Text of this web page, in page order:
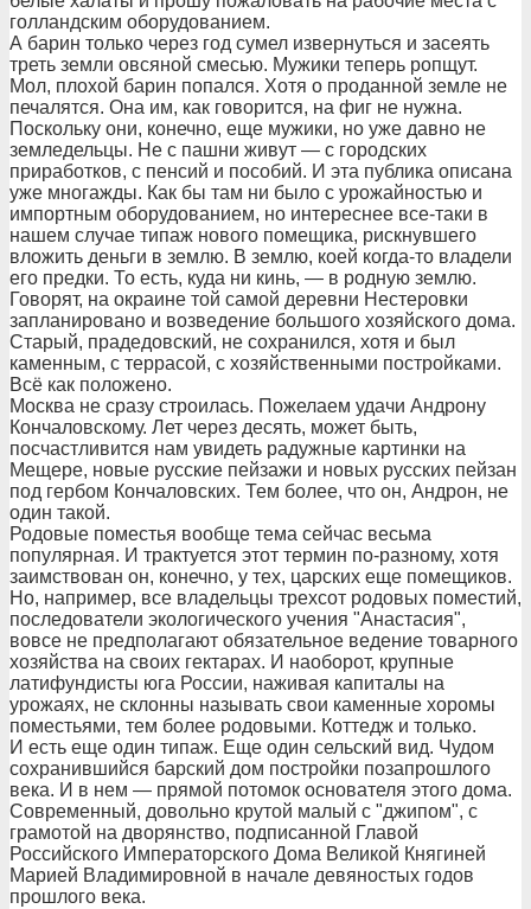
голландским оборудованием.
А барин только через год сумел извернуться и засеять
треть земли овсяной смесью. Мужики теперь ропщут.
Мол, плохой барин попался. Хотя о проданной земле не
печалятся. Она им, как говорится, на фиг не нужна.
Поскольку они, конечно, еще мужики, но уже давно не
земледельцы. Не с пашни живут — с городских
приработков, с пенсий и пособий. И эта публика описана
уже многажды. Как бы там ни было с урожайностью и
импортным оборудованием, но интереснее все-таки в
нашем случае типаж нового помещика, рискнувшего
вложить деньги в землю. В землю, коей когда-то владели
его предки. То есть, куда ни кинь, — в родную землю.
Говорят, на окраине той самой деревни Нестеровки
запланировано и возведение большого хозяйского дома.
Старый, прадедовский, не сохранился, хотя и был
каменным, с террасой, с хозяйственными постройками.
Всё как положено.
Москва не сразу строилась. Пожелаем удачи Андрону
Кончаловскому. Лет через десять, может быть,
посчастливится нам увидеть радужные картинки на
Мещере, новые русские пейзажи и новых русских пейзан
под гербом Кончаловских. Тем более, что он, Андрон, не
один такой.
Родовые поместья вообще тема сейчас весьма
популярная. И трактуется этот термин по-разному, хотя
заимствован он, конечно, у тех, царских еще помещиков.
Но, например, все владельцы трехсот родовых поместий,
последователи экологического учения "Анастасия",
вовсе не предполагают обязательное ведение товарного
хозяйства на своих гектарах. И наоборот, крупные
латифундисты юга России, наживая капиталы на
урожаях, не склонны называть свои каменные хоромы
поместьями, тем более родовыми. Коттедж и только.
И есть еще один типаж. Еще один сельский вид. Чудом
сохранившийся барский дом постройки позапрошлого
века. И в нем — прямой потомок основателя этого дома.
Современный, довольно крутой малый с "джипом", с
грамотой на дворянство, подписанной Главой
Российского Императорского Дома Великой Княгиней
Марией Владимировной в начале девяностых годов
прошлого века.